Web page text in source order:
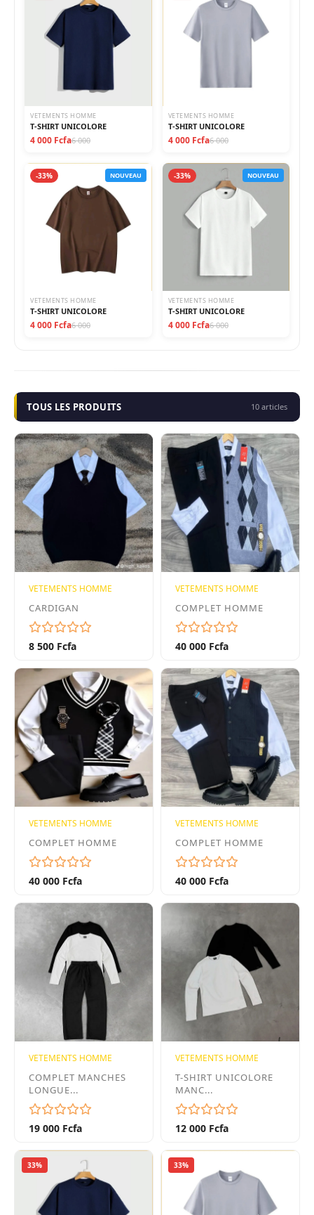
VETEMENTS HOMME
T-SHIRT UNICOLORE
4 000 Fcfa6 000
VETEMENTS HOMME
T-SHIRT UNICOLORE
4 000 Fcfa6 000
-33% NOUVEAU
VETEMENTS HOMME
T-SHIRT UNICOLORE
4 000 Fcfa6 000
-33% NOUVEAU
VETEMENTS HOMME
T-SHIRT UNICOLORE
4 000 Fcfa6 000
TOUS LES PRODUITS 10 articles
VETEMENTS HOMME
CARDIGAN
8 500 Fcfa
VETEMENTS HOMME
COMPLET HOMME
40 000 Fcfa
VETEMENTS HOMME
COMPLET HOMME
40 000 Fcfa
VETEMENTS HOMME
COMPLET HOMME
40 000 Fcfa
VETEMENTS HOMME
COMPLET MANCHES
LONGUE...
19 000 Fcfa
VETEMENTS HOMME
T-SHIRT UNICOLORE
MANC...
12 000 Fcfa
33% 33%